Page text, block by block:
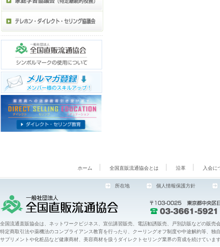
ホーム 全国直販流通協会とは 沿革 入会に
所在地 個人情報保護方針
全国流通直販協会は、ネットワークビジネス、宣伝講習販売、電話勧誘販売、戸別訪販などの販売
特定商取引法や薬機法のコンプライアンス教育を行ったり、クーリングオフ制度や中途解約等、
サプリメントや化粧品など健康商材、美容商材を扱うダイレクトセリング業界の育成を続けていま